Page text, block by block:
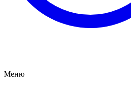
Меню